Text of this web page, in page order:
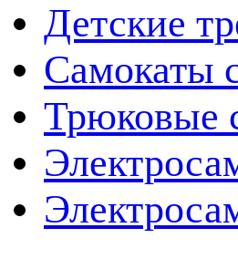
Детские
Самокаты
Трюковые